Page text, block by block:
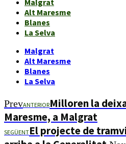
Alt Maresme
Blanes
La Selva
Malgrat
Alt Maresme
Blanes
La Selva
PrevANTERIORMilloren la
Maresme, a Malgrat
SEGÜENTEl projecte de